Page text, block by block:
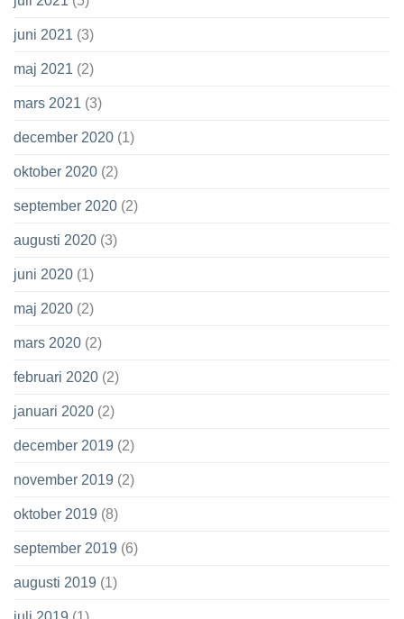
juni 2021 (3)
maj 2021 (2)
mars 2021 (3)
december 2020 (1)
oktober 2020 (2)
september 2020 (2)
augusti 2020 (3)
juni 2020 (1)
maj 2020 (2)
mars 2020 (2)
februari 2020 (2)
januari 2020 (2)
december 2019 (2)
november 2019 (2)
oktober 2019 (8)
september 2019 (6)
augusti 2019 (1)